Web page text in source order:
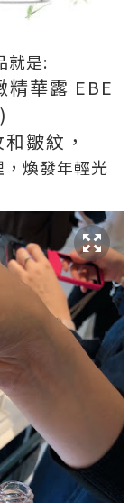
就是:
華露 EBE
皺紋，
煥發年輕光